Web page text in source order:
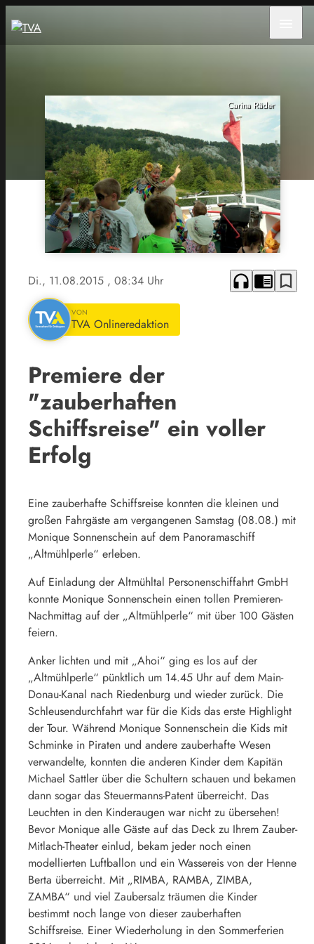
Carina Räder
Di., 11.08.2015 , 08:34 Uhr headphones chrome_reader_mode bookmark_border
VON
TVA Onlineredaktion
Premiere der
"zauberhaften
Schiffsreise" ein voller
Erfolg
Eine zauberhafte Schiffsreise konnten die kleinen und
großen Fahrgäste am vergangenen Samstag (08.08.) mit
Monique Sonnenschein auf dem Panoramaschiff
„Altmühlperle“ erleben.
Auf Einladung der Altmühltal Personenschiffahrt GmbH
konnte Monique Sonnenschein einen tollen Premieren-
Nachmittag auf der „Altmühlperle“ mit über 100 Gästen
feiern.
Anker lichten und mit „Ahoi“ ging es los auf der
„Altmühlperle“ pünktlich um 14.45 Uhr auf dem Main-
Donau-Kanal nach Riedenburg und wieder zurück. Die
Schleusendurchfahrt war für die Kids das erste Highlight
der Tour. Während Monique Sonnenschein die Kids mit
Schminke in Piraten und andere zauberhafte Wesen
verwandelte, konnten die anderen Kinder dem Kapitän
Michael Sattler über die Schultern schauen und bekamen
dann sogar das Steuermanns-Patent überreicht. Das
Leuchten in den Kinderaugen war nicht zu übersehen!
Bevor Monique alle Gäste auf das Deck zu Ihrem Zauber-
Mitlach-Theater einlud, bekam jeder noch einen
modellierten Luftballon und ein Wassereis von der Henne
Berta überreicht. Mit „RIMBA, RAMBA, ZIMBA,
ZAMBA“ und viel Zaubersalz träumen die Kinder
bestimmt noch lange von dieser zauberhaften
Schiffsreise. Einer Wiederholung in den Sommerferien